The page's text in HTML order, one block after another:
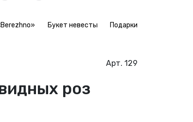
Букет невесты Подарки
Арт. 129
роз